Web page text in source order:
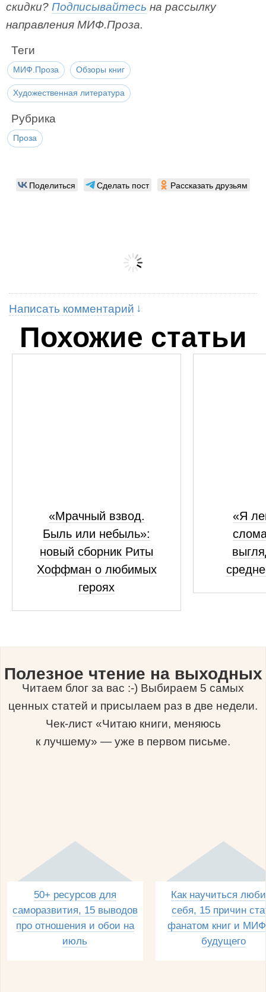
скидки? Подписывайтесь на рассылку
направления МИФ.Проза.
Теги
МИФ.Проза Обзоры книг
Художественная литература
Рубрика
Проза
Поделиться Сделать пост Рассказать друзьям
Написать комментарий
Похожие статьи
«Мрачный взвод.
Быль или небыль»:
новый сборник Риты
Хоффман о любимых
героях
«Я
Полезное чтение на выходных
Читаем блог за вас :-) Выбираем 5 самых
ценных статей и присылаем раз в две недели.
Чек-лист «Читаю книги, меняюсь
к лучшему» — уже в первом письме.
50+ ресурсов для
саморазвития, 15 выводов
про отношения и обои на
июль
Как научиться
себя, 15 причин
фанатом книг и
будущего